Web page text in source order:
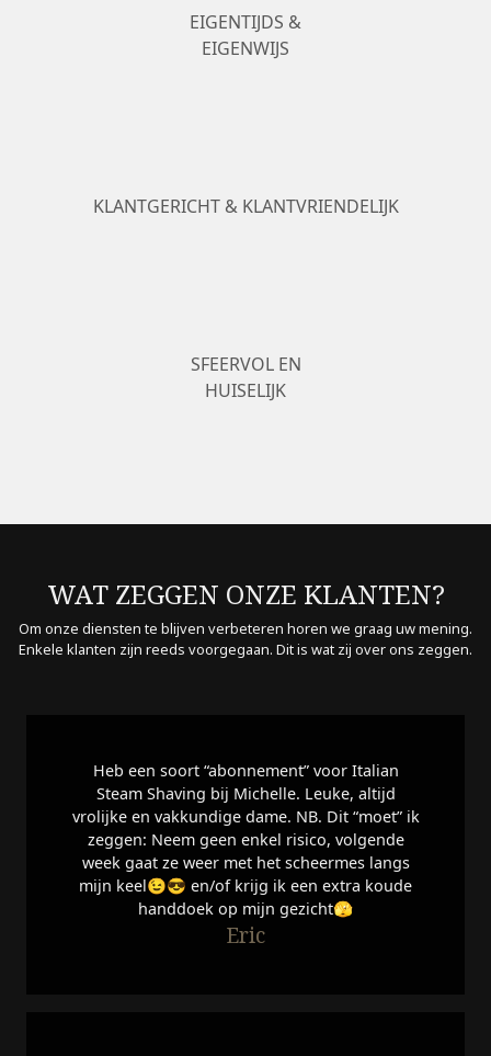
EIGENTIJDS &
EIGENWIJS
KLANTGERICHT & KLANTVRIENDELIJK
SFEERVOL EN
HUISELIJK
WAT ZEGGEN ONZE KLANTEN?
Om onze diensten te blijven verbeteren horen we graag uw mening.
Enkele klanten zijn reeds voorgegaan. Dit is wat zij over ons zeggen.
Heb een soort “abonnement” voor Italian
Steam Shaving bij Michelle. Leuke, altijd
vrolijke en vakkundige dame. NB. Dit “moet” ik
zeggen: Neem geen enkel risico, volgende
week gaat ze weer met het scheermes langs
mijn keel😉😎 en/of krijg ik een extra koude
handdoek op mijn gezicht🫣
Eric